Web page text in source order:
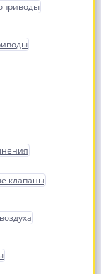
клапаны